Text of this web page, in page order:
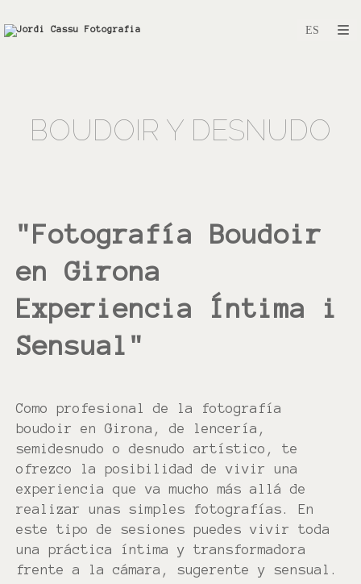
BOUDOIR Y DESNUDO
"Fotografía Boudoir
en Girona
Experiencia Íntima i
Sensual"
Como profesional de la fotografía
boudoir en Girona, de lencería,
semidesnudo o desnudo artístico, te
ofrezco la posibilidad de vivir una
experiencia que va mucho más allá de
realizar unas simples fotografías. En
este tipo de sesiones puedes vivir toda
una práctica íntima y transformadora
frente a la cámara, sugerente y sensual.